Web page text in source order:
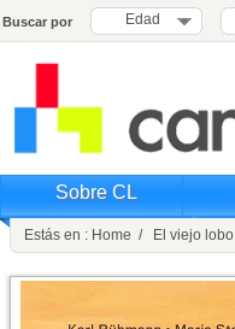
Buscar por Edad
Sobre CL
Estás en : Home / El viejo lobo